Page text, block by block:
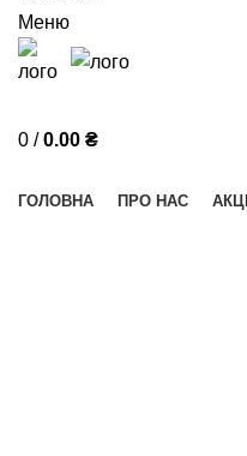
Меню
0 / 0.00 ₴
ГОЛОВНА ПРО НАС АКЦІЇ